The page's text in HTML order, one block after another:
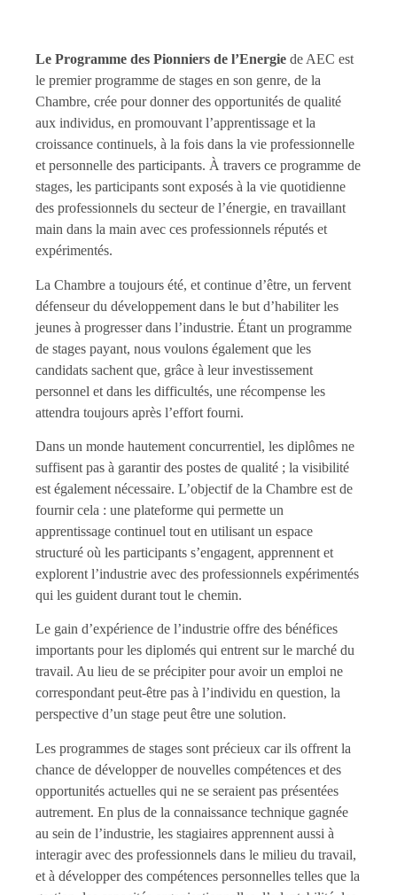
Le Programme des Pionniers de l’Energie de AEC est
le premier programme de stages en son genre, de la
Chambre, crée pour donner des opportunités de qualité
aux individus, en promouvant l’apprentissage et la
croissance continuels, à la fois dans la vie professionnelle
et personnelle des participants. À travers ce programme de
stages, les participants sont exposés à la vie quotidienne
des professionnels du secteur de l’énergie, en travaillant
main dans la main avec ces professionnels réputés et
expérimentés.
La Chambre a toujours été, et continue d’être, un fervent
défenseur du développement dans le but d’habiliter les
jeunes à progresser dans l’industrie. Étant un programme
de stages payant, nous voulons également que les
candidats sachent que, grâce à leur investissement
personnel et dans les difficultés, une récompense les
attendra toujours après l’effort fourni.
Dans un monde hautement concurrentiel, les diplômes ne
suffisent pas à garantir des postes de qualité ; la visibilité
est également nécessaire. L’objectif de la Chambre est de
fournir cela : une plateforme qui permette un
apprentissage continuel tout en utilisant un espace
structuré où les participants s’engagent, apprennent et
explorent l’industrie avec des professionnels expérimentés
qui les guident durant tout le chemin.
Le gain d’expérience de l’industrie offre des bénéfices
importants pour les diplomés qui entrent sur le marché du
travail. Au lieu de se précipiter pour avoir un emploi ne
correspondant peut-être pas à l’individu en question, la
perspective d’un stage peut être une solution.
Les programmes de stages sont précieux car ils offrent la
chance de développer de nouvelles compétences et des
opportunités actuelles qui ne se seraient pas présentées
autrement. En plus de la connaissance technique gagnée
au sein de l’industrie, les stagiaires apprennent aussi à
interagir avec des professionnels dans le milieu du travail,
et à développer des compétences personnelles telles que la